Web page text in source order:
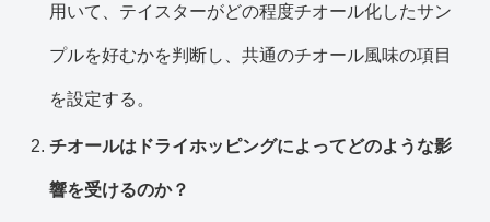
用いて、テイスターがどの程度チオール化したサン
プルを好むかを判断し、共通のチオール風味の項目
を設定する。
チオールはドライホッピングによってどのような影
響を受けるのか？